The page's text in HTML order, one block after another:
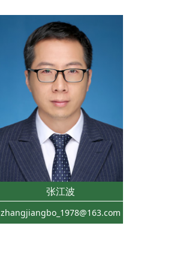
张江波
zhangjiangbo_1978@163.com